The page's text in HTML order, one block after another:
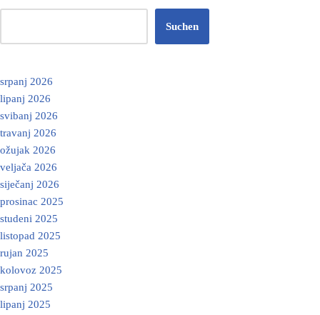
Suchen
srpanj 2026
lipanj 2026
svibanj 2026
travanj 2026
ožujak 2026
veljača 2026
siječanj 2026
prosinac 2025
studeni 2025
listopad 2025
rujan 2025
kolovoz 2025
srpanj 2025
lipanj 2025